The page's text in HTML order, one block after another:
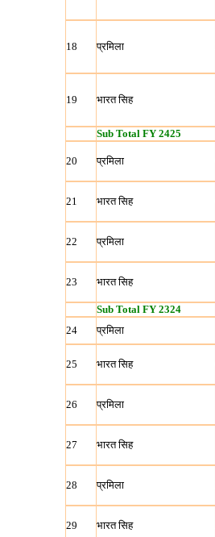
18 प्रमिला
19 भारत सिह
Sub Total FY 2425
20 प्रमिला
21 भारत सिह
22 प्रमिला
23 भारत सिह
Sub Total FY 2324
24
प्रमिला
25 भारत सिह
26 प्रमिला
27 भारत सिह
28 प्रमिला
29 भारत सिह